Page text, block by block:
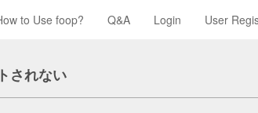
to Use foop? Q&A Login User
されない